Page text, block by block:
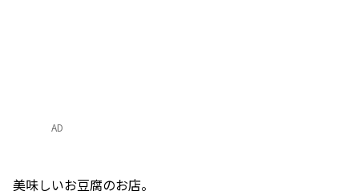
AD
美味しいお豆腐のお店。